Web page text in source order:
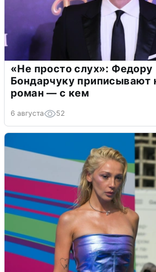
«Не просто слух»: Федору
Бондарчуку приписывают
роман — с кем
6 августа 52